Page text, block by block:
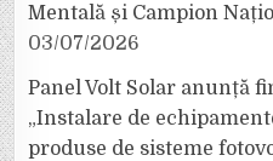
Mentală și Campion
03/07/2026
Panel Volt Solar anunță
„Instalare de
produse de sisteme